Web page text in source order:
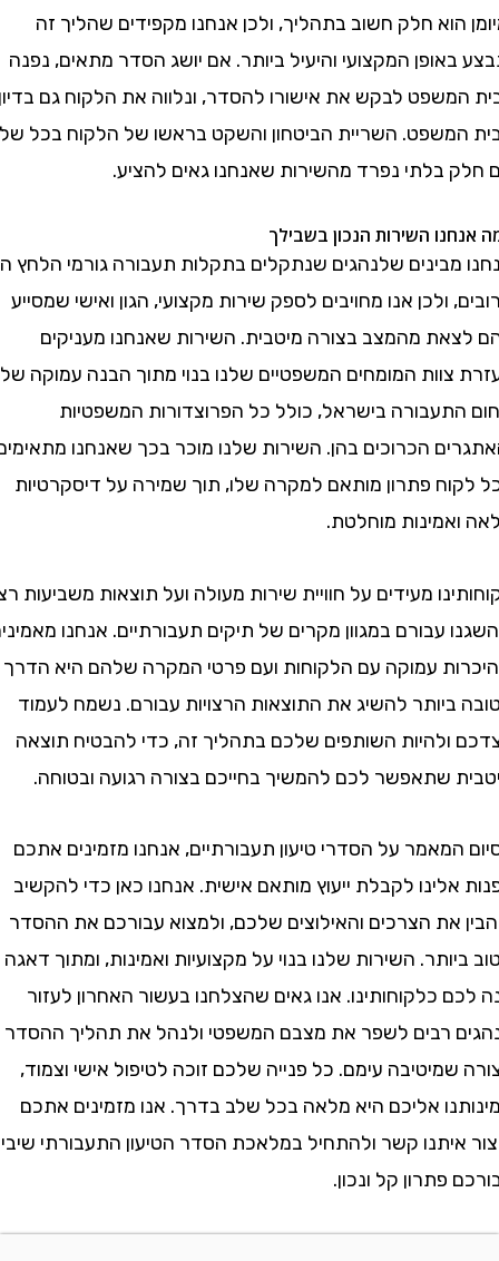
הוא חלק חשוב בתהליך, ולכן אנחנו מקפידים שהליך זה
המקצועי והיעיל ביותר. אם יושג הסדר מתאים, נפנה
לבקש את אישורו להסדר, ונלווה את הלקוח גם בדיון
השריית הביטחון והשקט בראשו של הלקוח בכל שלב
בלתי נפרד מהשירות שאנחנו גאים להציע.
השירות הנכון בשבילך
שלנהגים שנתקלים בתקלות תעבורה גורמי הלחץ הם
ולכן אנו מחויבים לספק שירות מקצועי, הגון ואישי שמסייע
מהמצב בצורה מיטבית. השירות שאנחנו מעניקים
המומחים המשפטיים שלנו בנוי מתוך הבנה עמוקה של
בישראל, כולל כל הפרוצדורות המשפטיות
הכרוכים בהן. השירות שלנו מוכר בכך שאנחנו מתאימים
פתרון מותאם למקרה שלו, תוך שמירה על דיסקרטיות
מוחלטת.
מעידים על חוויית שירות מעולה ועל תוצאות משביעות רצון
עבורם במגוון מקרים של תיקים תעבורתיים. אנחנו מאמינים
עמוקה עם הלקוחות ועם פרטי המקרה שלהם היא הדרך
להשיג את התוצאות הרצויות עבורם. נשמח לעמוד
השותפים שלכם בתהליך זה, כדי להבטיח תוצאה
שתאפשר לכם להמשיך בחייכם בצורה רגועה ובטוחה.
על הסדרי טיעון תעבורתיים, אנחנו מזמינים אתכם
לקבלת ייעוץ מותאם אישית. אנחנו כאן כדי להקשיב
את הצרכים והאילוצים שלכם, ולמצוא עבורכם את ההסדר
השירות שלנו בנוי על מקצועיות ואמינות, ומתוך דאגה
כלקוחותינו. אנו גאים שהצלחנו בעשור האחרון לעזור
רבים לשפר את מצבם המשפטי ולנהל את תהליך ההסדר
עימם. כל פנייה שלכם זוכה לטיפול אישי וצמוד,
אליכם היא מלאה בכל שלב בדרך. אנו מזמינים אתכם
קשר ולהתחיל במלאכת הסדר הטיעון התעבורתי שיביא
קל ונכון.